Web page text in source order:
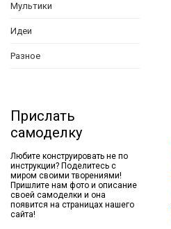
Мультики
Идеи
Разное
Прислать
самоделку
Любите конструировать не по
инструкции? Поделитесь с
миром своими творениями!
Пришлите нам фото и описание
своей самоделки и она
появится на страницах нашего
сайта!